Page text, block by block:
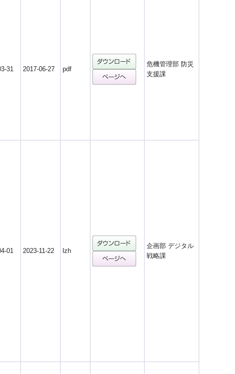
31 2017-06-27 pdf
危機管理部 防災
支援課
01 2023-11-22 lzh
企画部 デジタル
戦略課